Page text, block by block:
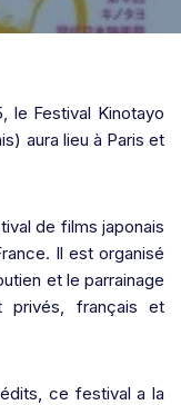
le Festival Kinotayo
aura lieu à Paris et
de films japonais
Il est organisé
et le parrainage
privés, français et
ce festival a la